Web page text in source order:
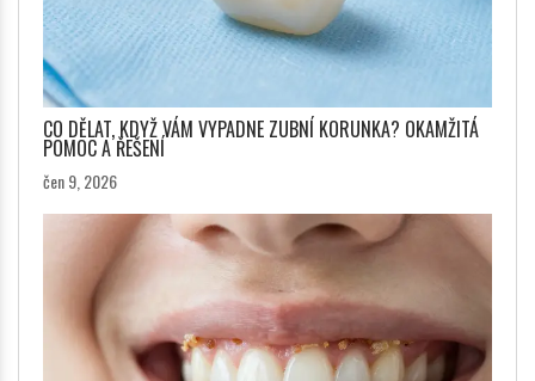
CO DĚLAT, KDYŽ VÁM VYPADNE ZUBNÍ KORUNKA? OKAMŽITÁ
POMOC A ŘEŠENÍ
čen 9, 2026